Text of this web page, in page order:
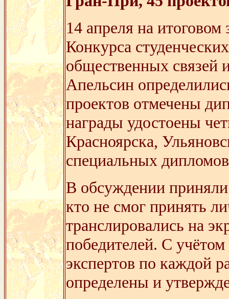
14 апреля на
Конкурса
общественных связей
Апельсин
проектов отмечены
награды удостоены
Красноярска,
специальных
В обсуждении
кто не смог принять
транслировались на
победителей. С
экспертов по каждой
определены и